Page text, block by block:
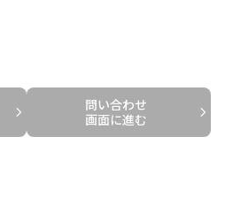
問い合わせ
画面に進む